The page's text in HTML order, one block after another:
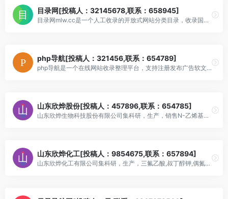
目录网[投稿人：32145678,联系：658945]
目录网mlw.cc是一个人工收录的开放式网站分类目录，收录国内外、各行业优秀网站，将网站提交到目录网，能为你的网站增加收录入口！为用户提供网站分类目录检索、优秀
php导航[投稿人：321456,联系：654789]
php导航是一个在线网站收录整理平台，支持注册发布广告软文及外链、锚链接，为广大站长朋友和用户提供一个分享交流的平台
山东欣烨股份[投稿人：457896,联系：654785]
山东欣烨生物科技股份有限公司集科研，生产，销售N-乙烯基吡咯烷酮,聚维酮k30;聚乙烯吡咯烷酮,对苯二酚,异戊烯醛,异戊烯醇321,防黄剂,丁酰肼原药,固体甲醇
山东欣烨化工[投稿人：9854675,联系：657894]
山东欣烨化工有限公司集科研，生产，三氟乙酸,叔丁醇钾,偶氮二异丁腈,超氧化钾,N-甲基吡咯烷酮,二甲基二硫醚,异丁酸,对氯苯酚,氧化苯乙烯，三氟丙酸乙酯,三氟丙